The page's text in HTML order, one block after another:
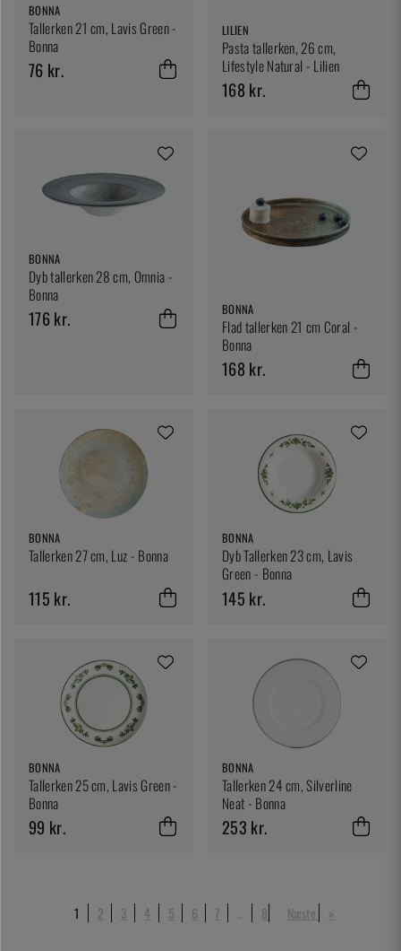
BONNA
Tallerken 21 cm, Lavis Green -
Bonna
76 kr.
LILIEN
Pasta tallerken, 26 cm,
Lifestyle Natural - Lilien
168 kr.
BONNA
Dyb tallerken 28 cm, Omnia -
Bonna
176 kr. BONNA
Flad tallerken 21 cm Coral -
Bonna
168 kr.
BONNA
Tallerken 27 cm, Luz - Bonna
115 kr.
BONNA
Dyb Tallerken 23 cm, Lavis
Green - Bonna
145 kr.
BONNA
Tallerken 25 cm, Lavis Green -
Bonna
99 kr.
BONNA
Tallerken 24 cm, Silverline
Neat - Bonna
253 kr.
1 2 3 4 5 6 7 8 Næste »